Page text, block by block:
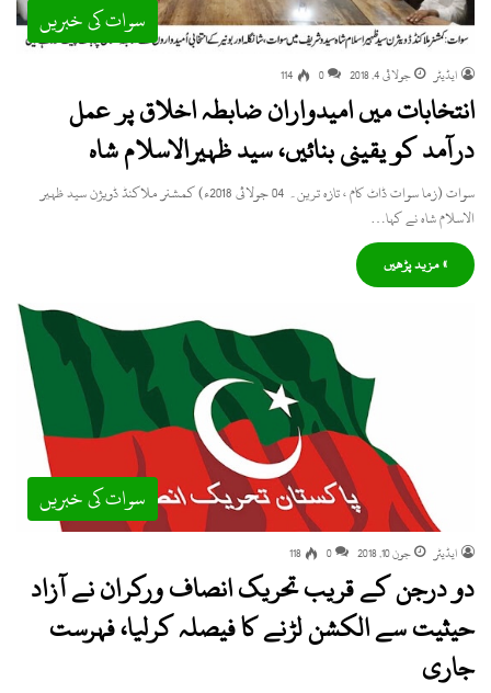
سوات کی خبریں
ایڈیٹر جولائی 4, 2018 0
114
انتخابات میں امیدواران ضابطہ اخلاق پر عمل
درآمد کو یقینی بنائیں، سید ظہیرالاسلام شاہ
سوات (زما سوات ڈاٹ کام ، تازہ ترین۔ 04 جولائی 2018ء) کمشنر ملاکنڈ ڈویژن سید ظہیر
الاسلام شاہ نے کہا…
» مزید پڑھیں
سوات کی خبریں
ایڈیٹر جون 10, 2018 0
118
دو درجن کے قریب تحریک انصاف ورکران نے آزاد
حیثیت سے الکشن لڑنے کا فیصلہ کرلیا، فہرست
جاری